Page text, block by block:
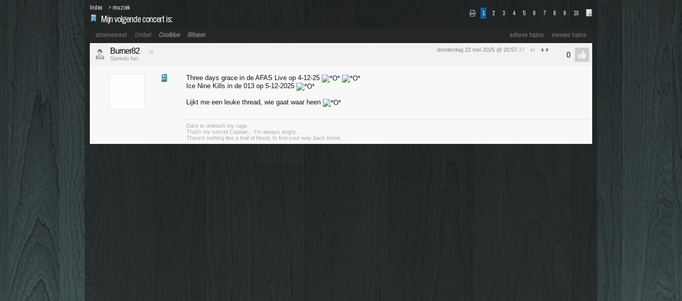
1 2 3 4 5 6 7 8 9 10
Mijn volgende concert is:
Index » muziek
actieve topics nieuwe topics
abonnement Unibet Coolblue Bitvavo
donderdag 22 mei 2025 @ 20:57:37 #1
Burner82
Speedo fan
Three days grace in de AFAS Live op 4-12-25
Ice Nine Kills in de 013 op 5-12-2025
Lijkt me een leuke thread, wie gaat waar heen
Dare to unleash my rage..
That's my secret Captain... I'm always angry...
There's nothing like a trail of blood, to find your way back home.